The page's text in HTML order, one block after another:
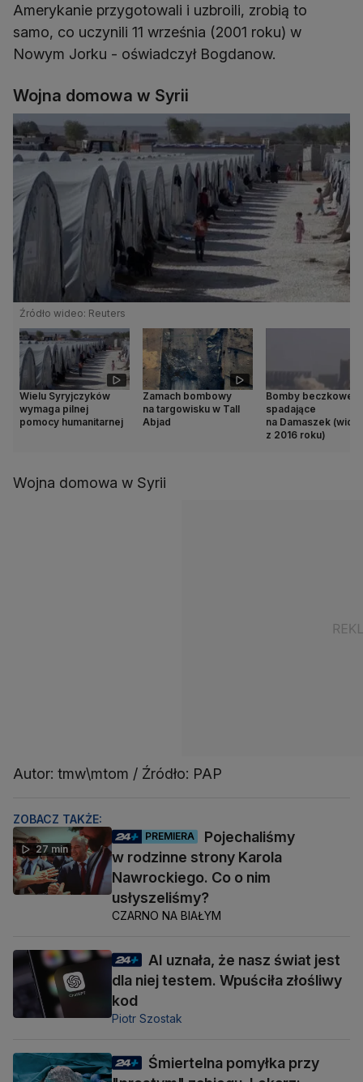
Amerykanie przygotowali i uzbroili, zrobią to
samo, co uczynili 11 września (2001 roku) w
Nowym Jorku - oświadczył Bogdanow.
Wojna domowa w Syrii
Źródło wideo: Reuters
Wielu Syryjczyków
wymaga pilnej
pomocy humanitarnej
Zamach bombowy
na targowisku w Tall
Abjad
Bomby beczkowe
spadające
na Damaszek
z 2016 roku)
Wojna domowa w Syrii
Autor: tmw\mtom / Źródło: PAP
ZOBACZ TAKŻE:
27 min
PREMIERA
Pojechaliśmy
w rodzinne strony Karola
Nawrockiego. Co o nim
usłyszeliśmy?
CZARNO NA BIAŁYM
AI uznała, że nasz świat jest
dla niej testem. Wpuściła złośliwy
kod
Piotr Szostak
Śmiertelna pomyłka przy